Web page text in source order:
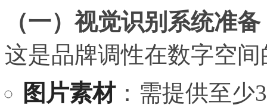
（一）视觉识别系统准备
这是品牌调性在数字空
图片素材：需提供至少